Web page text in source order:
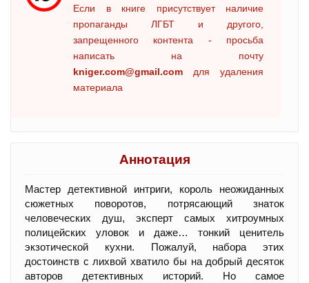
Если в книге присутствует наличие
пропаганды ЛГБТ и другого,
запрещенного контента - просьба
написать на почту
kniger.com@gmail.com для удаления
материала
Аннотация
Мастер детективной интриги, король неожиданных
сюжетных поворотов, потрясающий знаток
человеческих душ, эксперт самых хитроумных
полицейских уловок и даже… тонкий ценитель
экзотической кухни. Пожалуй, набора этих
достоинств с лихвой хватило бы на добрый десяток
авторов детективных историй. Но самое